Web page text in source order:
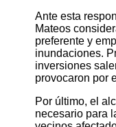
Ante esta
Mateos
preferente y
inundaciones.
inversiones
provocaron por
Por último, el
necesario para